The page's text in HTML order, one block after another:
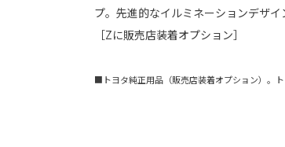
プ。先進的なイルミネーションデザイ
［Zに販売店装着オプション］
■トヨタ純正用品（販売店装着オプション）。ト